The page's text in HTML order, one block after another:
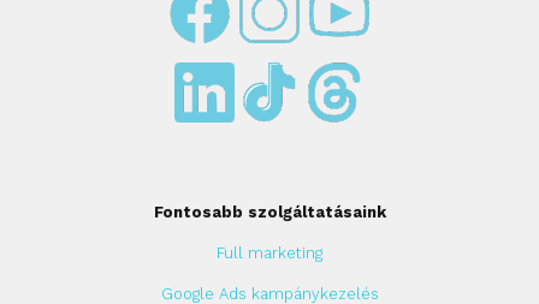
Fontosabb szolgáltatásaink
Full marketing
Google Ads kampánykezelés